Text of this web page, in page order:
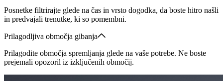
Posnetke filtrirajte glede na čas in vrsto dogodka, da boste hitro našli
in predvajali trenutke, ki so pomembni.
Prilagodljiva območja gibanja
Prilagodite območja spremljanja glede na vaše potrebe. Ne boste
prejemali opozoril iz izključenih območij.